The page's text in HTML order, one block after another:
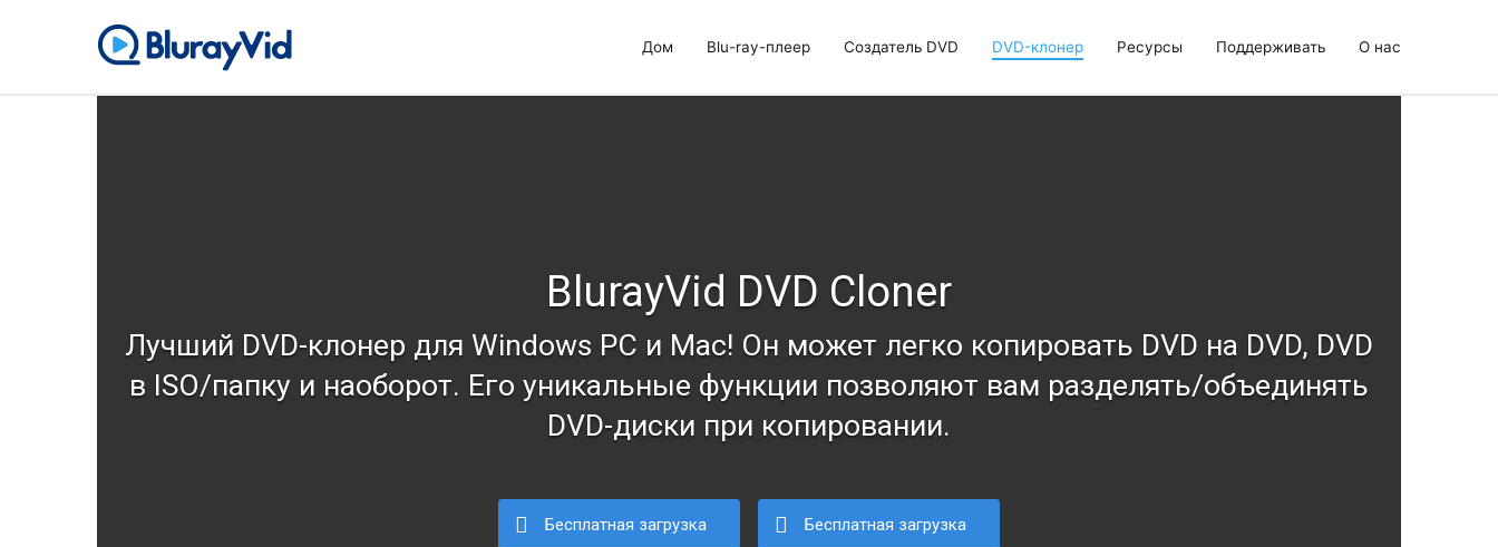
Лучший проигрыватель Blu-ray, создатель DVD и клонировщик DVD
Дом Blu-ray-плеер Создатель DVD DVD-клонер Ресурсы Поддерживать О нас
BlurayVid DVD Cloner
Лучший DVD-клонер для Windows PC и Mac! Он может легко копировать DVD на DVD, DVD
в ISO/папку и наоборот. Его уникальные функции позволяют вам разделять/объединять
DVD-диски при копировании.
Бесплатная загрузка Бесплатная загрузка